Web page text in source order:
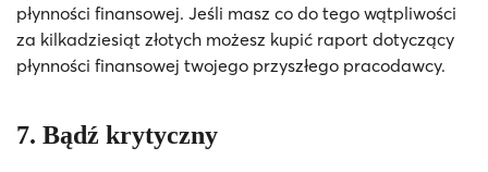
płynności finansowej. Jeśli masz co do tego wątpliwości
za kilkadziesiąt złotych możesz kupić raport dotyczący
płynności finansowej twojego przyszłego pracodawcy.
7. Bądź krytyczny